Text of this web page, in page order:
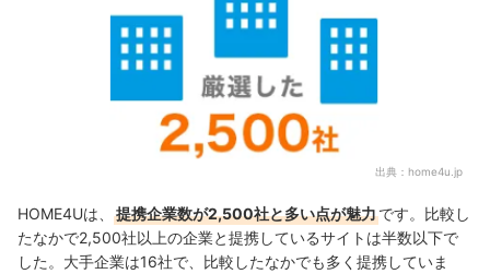
出典： home4u.jp
HOME4Uは、 提携企業数が2,500社と多い点が魅力です。比較し
たなかで2,500社以上の企業と提携しているサイトは半数以下で
した。大手企業は16社で、比較したなかでも多く提携していま